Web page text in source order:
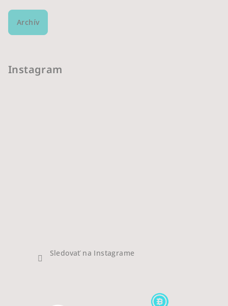
Archív
Instagram
Sledovať na Instagrame